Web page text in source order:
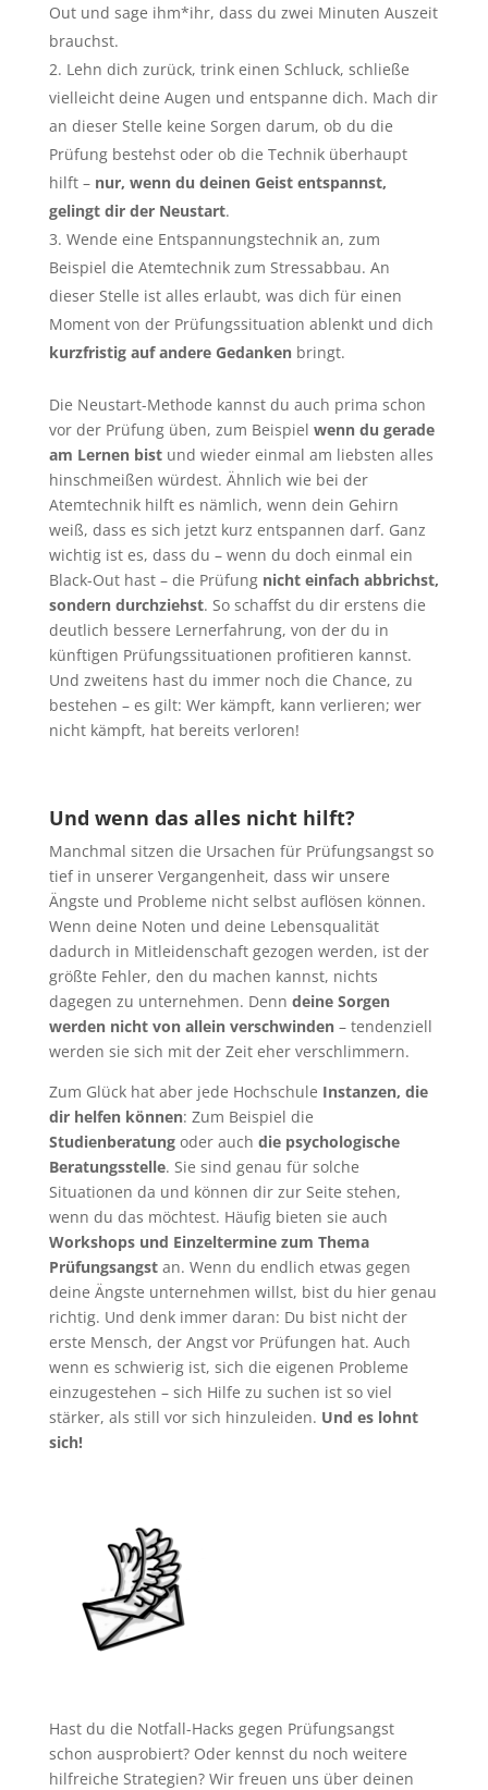
Out und sage ihm*ihr, dass du zwei Minuten Auszeit
brauchst.
Lehn dich zurück, trink einen Schluck, schließe
vielleicht deine Augen und entspanne dich. Mach dir
an dieser Stelle keine Sorgen darum, ob du die
Prüfung bestehst oder ob die Technik überhaupt
hilft – nur, wenn du deinen Geist entspannst,
gelingt dir der Neustart.
Wende eine Entspannungstechnik an, zum
Beispiel die Atemtechnik zum Stressabbau. An
dieser Stelle ist alles erlaubt, was dich für einen
Moment von der Prüfungssituation ablenkt und dich
kurzfristig auf andere Gedankenbringt.
Die Neustart-Methode kannst du auch prima schon
vor der Prüfung üben, zum Beispiel wenn du gerade
am Lernen bistund wieder einmal am liebsten alles
hinschmeißen würdest. Ähnlich wie bei der
Atemtechnik hilft es nämlich, wenn dein Gehirn
weiß, dass es sich jetzt kurz entspannen darf. Ganz
wichtig ist es, dass du – wenn du doch einmal ein
Black-Out hast – die Prüfung nicht einfach abbrichst,
sondern durchziehst. So schaffst du dir erstens die
deutlich bessere Lernerfahrung, von der du in
künftigen Prüfungssituationen profitieren kannst.
Und zweitens hast du immer noch die Chance, zu
bestehen – es gilt: Wer kämpft, kann verlieren; wer
nicht kämpft, hat bereits verloren!
Und wenn das alles nicht hilft?
Manchmal sitzen die Ursachen für Prüfungsangst so
tief in unserer Vergangenheit, dass wir unsere
Ängste und Probleme nicht selbst auflösen können.
Wenn deine Noten und deine Lebensqualität
dadurch in Mitleidenschaft gezogen werden, ist der
größte Fehler, den du machen kannst, nichts
dagegen zu unternehmen. Denn deine Sorgen
werden nicht von allein verschwinden– tendenziell
werden sie sich mit der Zeit eher verschlimmern.
Zum Glück hat aber jede Hochschule Instanzen, die
dir helfen können: Zum Beispiel die
Studienberatungoder auch die psychologische
Beratungsstelle. Sie sind genau für solche
Situationen da und können dir zur Seite stehen,
wenn du das möchtest. Häufig bieten sie auch
Workshops und Einzeltermine zum Thema
Prüfungsangstan. Wenn du endlich etwas gegen
deine Ängste unternehmen willst, bist du hier genau
richtig. Und denk immer daran: Du bist nicht der
erste Mensch, der Angst vor Prüfungen hat. Auch
wenn es schwierig ist, sich die eigenen Probleme
einzugestehen – sich Hilfe zu suchen ist so viel
stärker, als still vor sich hinzuleiden. Und es lohnt
sich!
Hast du die Notfall-Hacks gegen Prüfungsangst
schon ausprobiert? Oder kennst du noch weitere
hilfreiche Strategien? Wir freuen uns über deinen